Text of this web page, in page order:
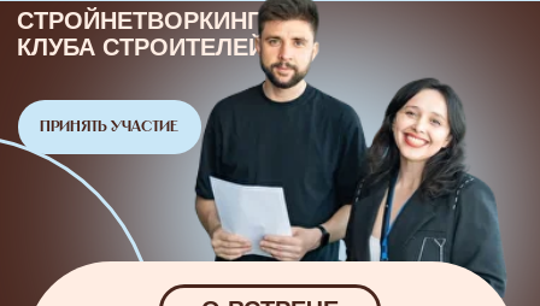
О ВСТРЕЧЕ
НЕТВОРКИНГ— ЭТО ПРОЦЕСС
УСТАНОВЛЕНИЯ И РАЗВИТИЯ
ПРОФЕССИОНАЛЬНЫХ И ЛИЧНЫХ СВЯЗЕЙ.
ЭТО НЕ ПРОСТО «ПОЗНАКОМИТЬСЯ», А
ВЫСТРАИВАТЬ ВЗАИМООТНОШЕНИЯ,
КОТОРЫЕ ПРИНОСЯТ ЦЕННОСТЬ ОБЕИМ